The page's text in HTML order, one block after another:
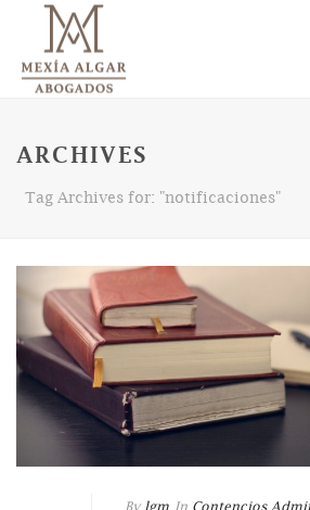
ARCHIVES
Tag Archives for: "notificaciones"
By lgm In Contencios